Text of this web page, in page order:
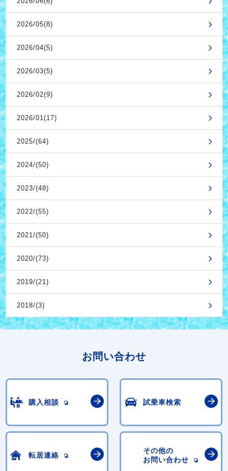
2026/05(8)
2026/04(5)
2026/03(5)
2026/02(9)
2026/01(17)
2025/(64)
2024/(50)
2023/(48)
2022/(55)
2021/(50)
2020/(73)
2019/(21)
2018/(3)
お問い合わせ
購入相談 試乗車検索
転居連絡
その他の
お問い合わせ